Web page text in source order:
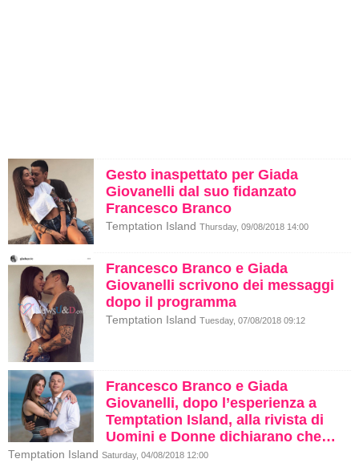
Gesto inaspettato per Giada
Giovanelli dal suo fidanzato
Francesco Branco
Temptation Island Thursday, 09/08/2018 14:00
Francesco Branco e Giada
Giovanelli scrivono dei messaggi
dopo il programma
Temptation Island Tuesday, 07/08/2018 09:12
Francesco Branco e Giada
Giovanelli, dopo l’esperienza a
Temptation Island, alla rivista di
Uomini e Donne dichiarano che…
Temptation Island Saturday, 04/08/2018 12:00